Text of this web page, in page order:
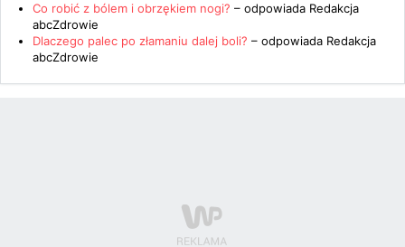
Co robić z bólem i obrzękiem nogi? – odpowiada Redakcja
abcZdrowie
Dlaczego palec po złamaniu dalej boli? – odpowiada Redakcja
abcZdrowie